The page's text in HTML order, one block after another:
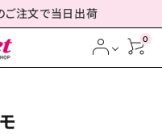
ご注文で当日出荷
0